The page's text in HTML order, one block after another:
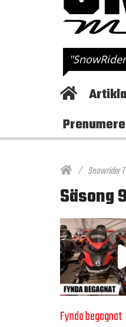
Snowrider
Säsong 9
Fynda begagnat